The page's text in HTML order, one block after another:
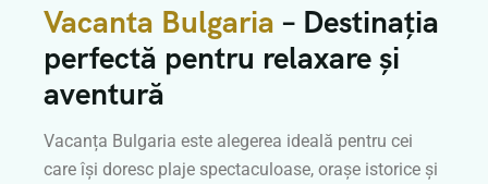
VACANTA SKI
VACANTA SPANIA
Vacanta Bulgaria – Destinația
perfectă pentru relaxare și
aventură
Vacanța Bulgaria este alegerea ideală pentru cei
care își doresc plaje spectaculoase, orașe istorice și